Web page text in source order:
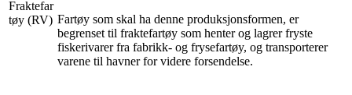
Fraktefar
tøy (RV) Fartøy som skal ha denne produksjonsformen, er
begrenset til fraktefartøy som henter og lagrer fryste
fiskerivarer fra fabrikk- og frysefartøy, og transporterer
varene til havner for videre forsendelse.